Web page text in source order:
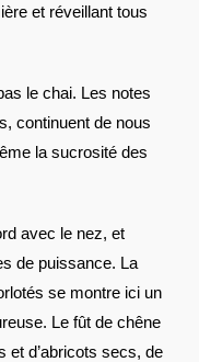
et réveillant tous
le chai. Les notes
continuent de nous
la sucrosité des
avec le nez, et
de puissance. La
se montre ici un
Le fût de chêne
et d’abricots secs, de